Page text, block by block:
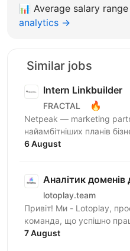
📊 Average salary
analytics →
Similar jobs
Intern Linkbuilder
FRACTAL 🔥
Netpeak — marketing
найамбітніших планів
Netpeak можна більше.
6 August
Аналітик доменів
lotoplay.team
Привіт! Ми - Lotoplay,
команда, що успішно
нішах. Ми нерозривно
7 August